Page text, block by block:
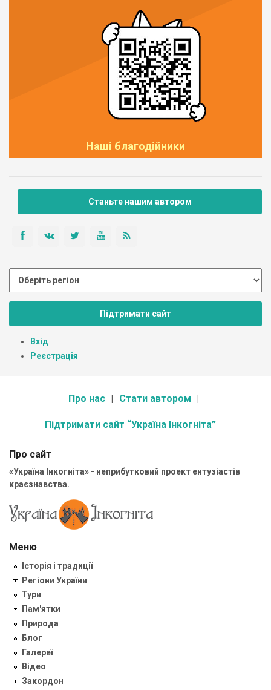
Наші благодійники
Станьте нашим автором
Підтримати сайт
Вхід
Реєстрація
Про нас Стати автором
Підтримати сайт “Україна Інкогніта”
Про сайт
«Україна Інкогніта» - неприбутковий проект ентузіастів
краєзнавства.
Меню
Історія і традиції
Регіони України
Тури
Пам'ятки
Природа
Блог
Галереї
Відео
Закордон